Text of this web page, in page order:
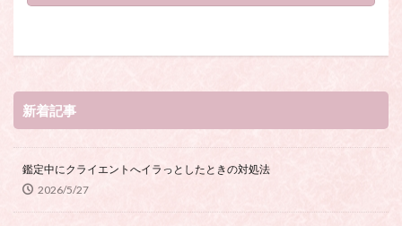
新着記事
鑑定中にクライエントへイラっとしたときの対処法
2026/5/27